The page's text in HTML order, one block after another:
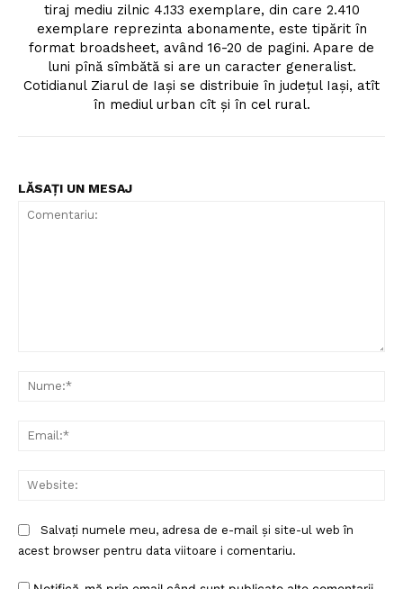
tiraj mediu zilnic 4.133 exemplare, din care 2.410
exemplare reprezinta abonamente, este tipărit în
format broadsheet, având 16-20 de pagini. Apare de
luni pînă sîmbătă si are un caracter generalist.
Cotidianul Ziarul de Iaşi se distribuie în judeţul Iaşi, atît
în mediul urban cît şi în cel rural.
LĂSAȚI UN MESAJ
Salvați numele meu, adresa de e-mail și site-ul web în
acest browser pentru data viitoare i comentariu.